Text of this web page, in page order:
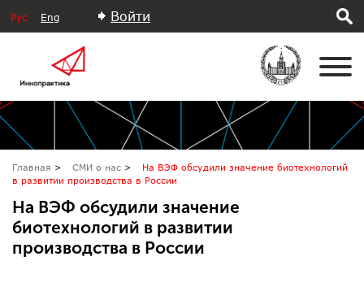
Рус Eng Войти
Главная СМИ о нас
На ВЭФ обсудили значение биотехнологий
в развитии производства в России
На ВЭФ обсудили значение
биотехнологий в развитии
производства в России